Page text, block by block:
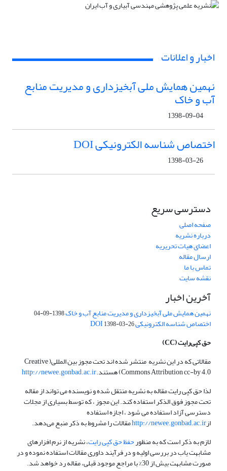
اخبار و اعلانات
نهمین همایش ملی آبخیزداری و مدیریت منابع
آب و خاک
1398-09-04
اختصاص شناسه الکترونیکی DOI
1398-03-26
دسترسی سریع
صفحه اصلی
درباره نشریه
اعضای هیات تحریریه
ارسال مقاله
تماس با ما
نقشه سایت
آخرین اخبار
نهمین همایش ملی آبخیزداری و مدیریت منابع آب و خاک1398-09-04
اختصاص شناسه الکترونیکی DOI1398-03-26
حق کپی‌رایت(CC)
مقالاتی که در این نشریه منتشر شده اند تحت مجوز بین المللی( Creative
Commons Attribution cc-by 4.0) هستند.
http://newee.gonbad.ac.ir
لذا حق کپی رایت مقاله به نشریه منتقل شده و نویسنده می تواند از مقاله
تحت مجوز فوق الذکر استفاده کند. این مجوز ، که توسط بسیاری از مجلات
دسترسی آزاد استفاده می شود ، اجازه استفاده
ازhttp://newee.gonbad.ac.irمقالات را مشروط به ذکر منبع می‌دهد.
لازم به ذکر است که به منظورحفظ حق کپی رایت، نشریه از نرم افزارهای
مشابهت یاب در بررسی اولیه و در فرآیند داوری مقالات استفاده نموده و در
صورت مشابهت بیش از 30% با مراجع موجود قبلی، مقاله رد خواهد شد.